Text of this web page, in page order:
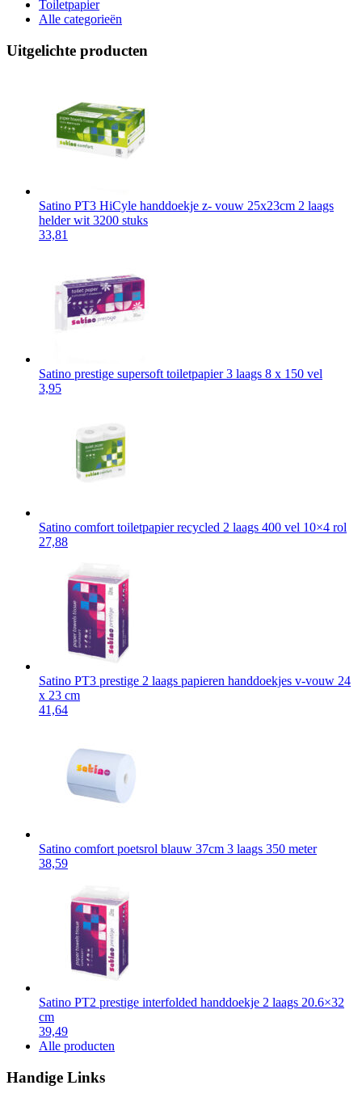
Toiletpapier
Alle categorieën
Uitgelichte producten
Satino PT3 HiCyle handdoekje z- vouw 25x23cm 2 laags
helder wit 3200 stuks
33,81
Satino prestige supersoft toiletpapier 3 laags 8 x 150 vel
3,95
Satino comfort toiletpapier recycled 2 laags 400 vel 10×4 rol
27,88
Satino PT3 prestige 2 laags papieren handdoekjes v-vouw 24
x 23 cm
41,64
Satino comfort poetsrol blauw 37cm 3 laags 350 meter
38,59
Satino PT2 prestige interfolded handdoekje 2 laags 20.6×32
cm
39,49
Alle producten
Handige Links